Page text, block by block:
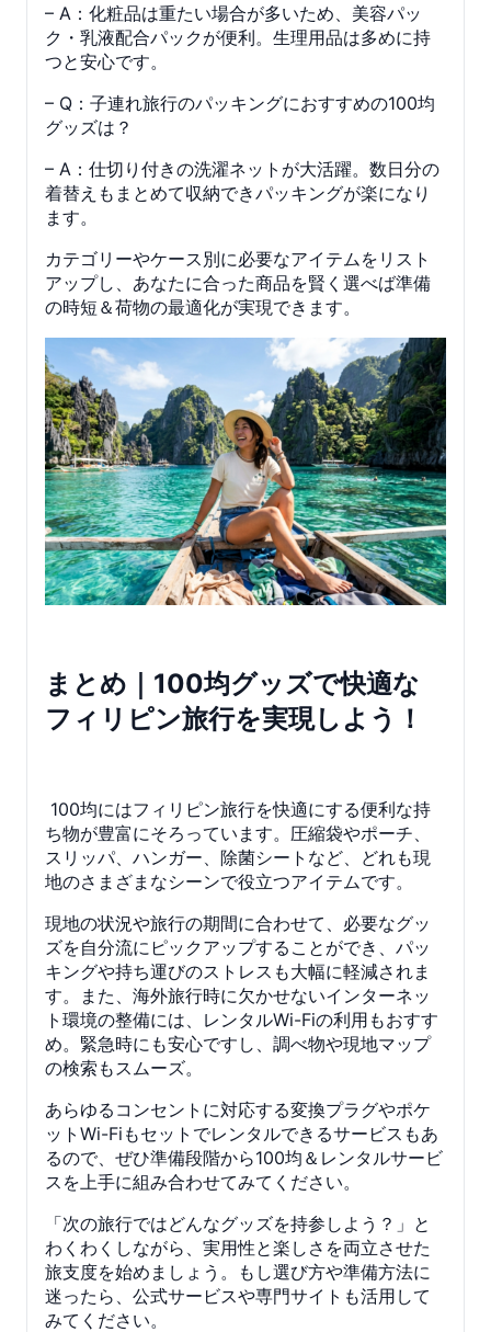
– A：化粧品は重たい場合が多いため、美容パッ
ク・乳液配合パックが便利。生理用品は多めに持
つと安心です。
– Q：子連れ旅行のパッキングにおすすめの100均
グッズは？
– A：仕切り付きの洗濯ネットが大活躍。数日分の
着替えもまとめて収納できパッキングが楽になり
ます。
カテゴリーやケース別に必要なアイテムをリスト
アップし、あなたに合った商品を賢く選べば準備
の時短＆荷物の最適化が実現できます。
まとめ｜100均グッズで快適な
フィリピン旅行を実現しよう！
100均にはフィリピン旅行を快適にする便利な持
ち物が豊富にそろっています。圧縮袋やポーチ、
スリッパ、ハンガー、除菌シートなど、どれも現
地のさまざまなシーンで役立つアイテムです。
現地の状況や旅行の期間に合わせて、必要なグッ
ズを自分流にピックアップすることができ、パッ
キングや持ち運びのストレスも大幅に軽減されま
す。また、海外旅行時に欠かせないインターネッ
ト環境の整備には、レンタルWi-Fiの利用もおすす
め。緊急時にも安心ですし、調べ物や現地マップ
の検索もスムーズ。
あらゆるコンセントに対応する変換プラグやポケ
ットWi-Fiもセットでレンタルできるサービスもあ
るので、ぜひ準備段階から100均＆レンタルサービ
スを上手に組み合わせてみてください。
「次の旅行ではどんなグッズを持参しよう？」と
わくわくしながら、実用性と楽しさを両立させた
旅支度を始めましょう。もし選び方や準備方法に
迷ったら、公式サービスや専門サイトも活用して
みてください。